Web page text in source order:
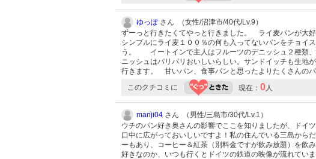
ゆっぽさん （女性/沼津市/40代/Lv.9）
ずーっと行きたくてやっと行きました。 ライ麦パンが大
シンプルにライ麦１００％の何も入ってないパンをチョ
う。 イートインで主人はフルーツのデニッシュ２種類、
ニッシュはパリパリおいしいらしい。サンドイッチも生
行きます。 甘いパン、食事パンと思ったよりたくさんのパ
このクチコミに 現在： 0人
manji04 さん （男性/三島市/30代/Lv.1）
ウチのパン好き奥さんの影響でここを知りましたが、ドイ
口中に広がっておいしいですよ！私の住んでいる三島から
ーもあり、コーヒー＆紅茶（別料金ですが飲み放題）を飲
好きなのか、いつも行くとドイツの鉄道の映像が流れていま